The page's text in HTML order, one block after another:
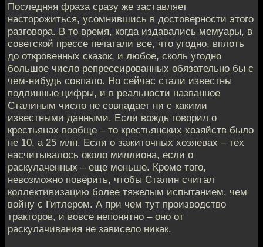
Последняя фраза сразу же заставляет
насторожиться, усомнившись в достоверности этого
разговора. В то время, когда издавались мемуары, в
советской прессе печатали все, что угодно, вплоть
до откровенных сказок, и любое, сколь угодно
большое число репрессированных обязательно бы с
чем-нибудь совпало. Но сейчас стали известны
подлинные цифры, и в реальности названное
Сталиным число не совпадает ни с какими
известными данными. Если вождь говорил о
крестьянах вообще – то крестьянских хозяйств было
не 10, а 25 млн. Если о зажиточных хозяевах – тех
насчитывалось около миллиона, если о
раскулаченных – еще меньше. Кроме того,
невозможно поверить, чтобы Сталин считал
коллективизацию более тяжелым испытанием, чем
войну с Гитлером. А при чем тут производство
тракторов, и вовсе непонятно – оно от
раскулачивания не зависело никак.